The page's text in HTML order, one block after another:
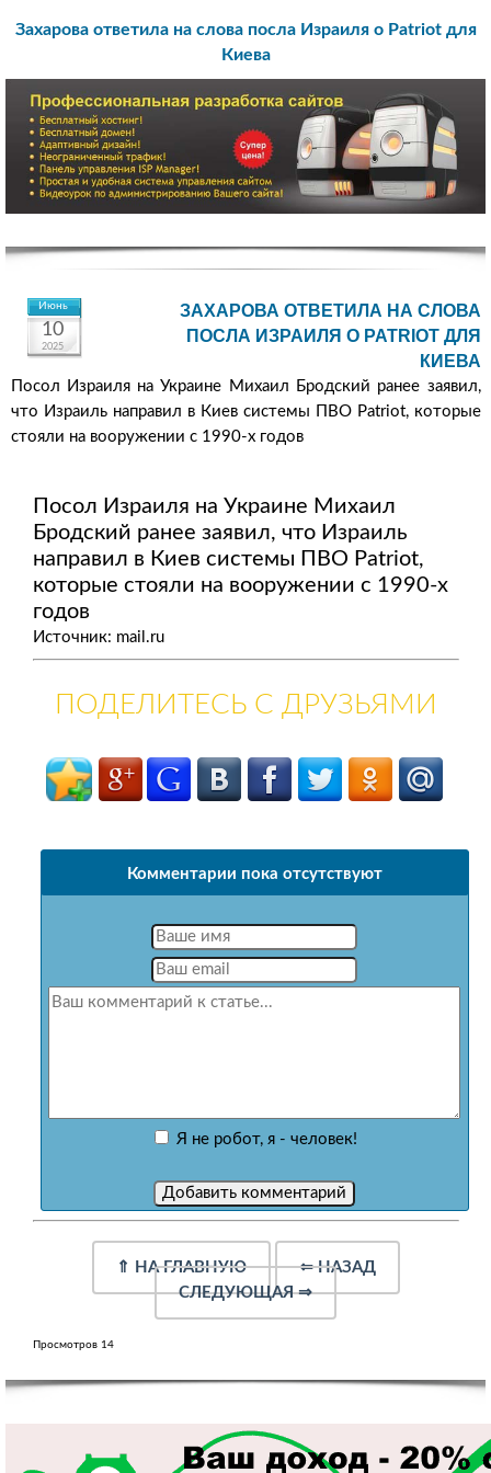
Захарова ответила на слова посла Израиля о Patriot для
Киева
Июнь
10
2025
ЗАХАРОВА ОТВЕТИЛА НА СЛОВА
ПОСЛА ИЗРАИЛЯ О PATRIOT ДЛЯ
КИЕВА
Посол Израиля на Украине Михаил Бродский ранее заявил,
что Израиль направил в Киев системы ПВО Patriot, которые
стояли на вооружении с 1990-х годов
Посол Израиля на Украине Михаил
Бродский ранее заявил, что Израиль
направил в Киев системы ПВО Patriot,
которые стояли на вооружении с 1990-х
годов
Источник: mail.ru
ПОДЕЛИТЕСЬ С ДРУЗЬЯМИ
Комментарии пока отсутствуют
Я не робот, я - человек!
⇑ НА ГЛАВНУЮ ⇐НАЗАД
СЛЕДУЮЩАЯ⇒
Просмотров 14